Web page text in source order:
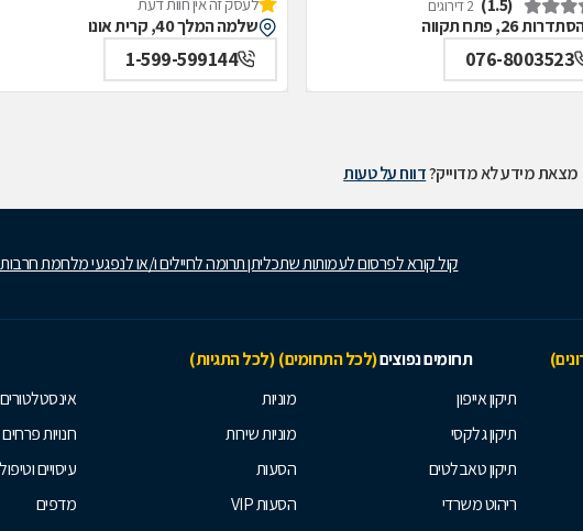
2 דירוגים
26, פתח תקווה
076-8003523
שלמה המלך 40, קרית אונו
1-599-599144
מצאת מידע לא מדוייק?דווח על טעות
קול קורא לפרסום לעמותות שתכליתן תרומה לחיילים ו/או לנפגעי מלחמת
תחומים נפוצים(לכל התחומים) (לכל התגיות)
תיקון אייפון
תיקון גלקסי
תיקון טאבלטים
ריהוט משרדי
מוניות
מוניות שירות
הסעות
הסעות VIP
אינסטלטורים
חנויות פרחים
עיסויים
מדפים